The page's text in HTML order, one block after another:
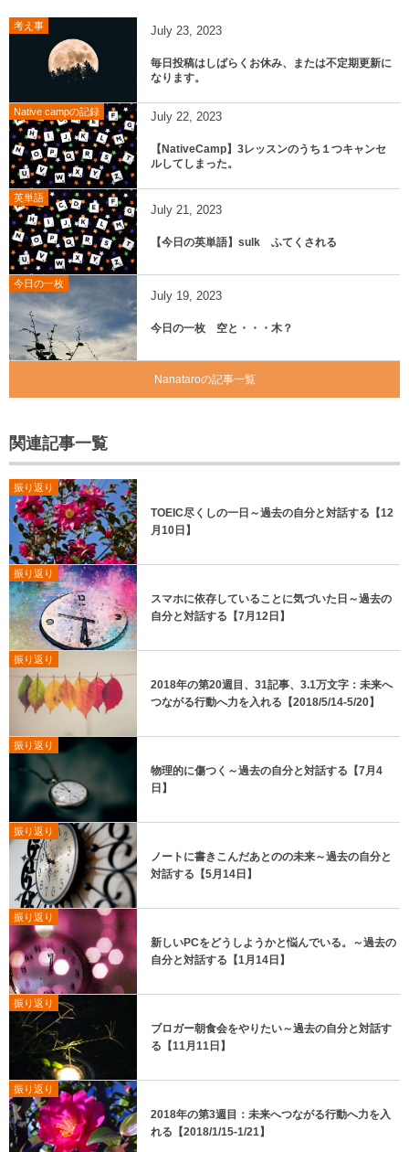
考え事 July 23, 2023
毎日投稿はしばらくお休み、または不定期更新に
なります。
Native campの記録 July 22, 2023
【NativeCamp】3レッスンのうち１つキャンセ
ルしてしまった。
英単語
July 21, 2023
【今日の英単語】sulk ふてくされる
今日の一枚
July 19, 2023
今日の一枚 空と・・・木？
Nanataroの記事一覧
関連記事一覧
振り返り
TOEIC尽くしの一日～過去の自分と対話する【12
月10日】
振り返り
スマホに依存していることに気づいた日～過去の
自分と対話する【7月12日】
振り返り
2018年の第20週目、31記事、3.1万文字：未来へ
つながる行動へ力を入れる【2018/5/14-5/20】
振り返り
物理的に傷つく～過去の自分と対話する【7月4
日】
振り返り
ノートに書きこんだあとのの未来～過去の自分と
対話する【5月14日】
振り返り
新しいPCをどうしようかと悩んでいる。～過去の
自分と対話する【1月14日】
振り返り
ブロガー朝食会をやりたい～過去の自分と対話す
る【11月11日】
振り返り
2018年の第3週目：未来へつながる行動へ力を入
れる【2018/1/15-1/21】